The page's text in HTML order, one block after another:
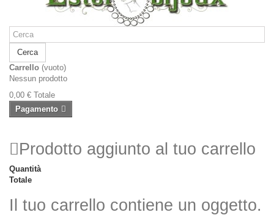
Cerca
Carrello (vuoto)
Nessun prodotto
0,00 € Totale
Pagamento
Prodotto aggiunto al tuo carrello
Quantità
Totale
Il tuo carrello contiene un oggetto.